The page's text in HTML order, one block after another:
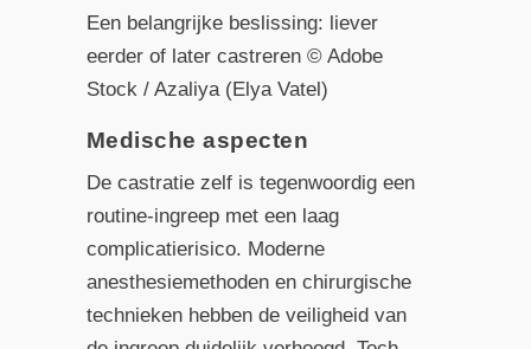
Een belangrijke beslissing: liever
eerder of later castreren © Adobe
Stock / Azaliya (Elya Vatel)
Medische aspecten
De castratie zelf is tegenwoordig een
routine-ingreep met een laag
complicatierisico. Moderne
anesthesiemethoden en chirurgische
technieken hebben de veiligheid van